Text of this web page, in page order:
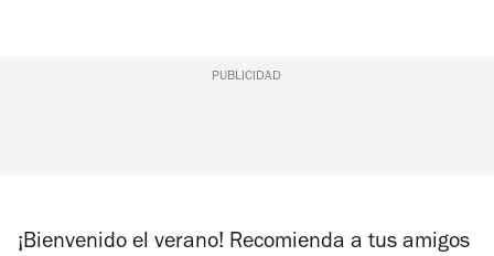
PUBLICIDAD
¡Bienvenido el verano! Recomienda a tus amigos